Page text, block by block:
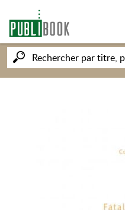
SOCIÉTÉ
MON